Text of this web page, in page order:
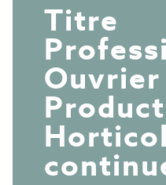
Titre
Ouvrier